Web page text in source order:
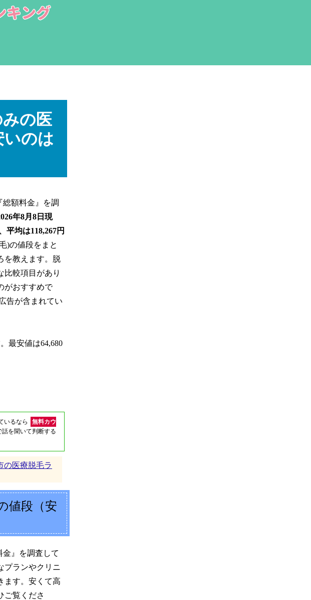
の医
いのは
額料金』を調
年8月8日現
平均は118,267円
)の値段をまと
を教えます。脱
比較項目があり
がおすすめで
告が含まれてい
最安値は64,680
いるなら
無料カウ
を聞いて判断する
の医療脱毛ラ
値段（安
』を調査して
プランやクリニ
ます。安くて高
ご覧くださ